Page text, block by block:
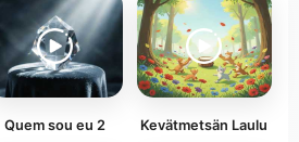
Quem sou eu 2 Kevätmetsän Laulu